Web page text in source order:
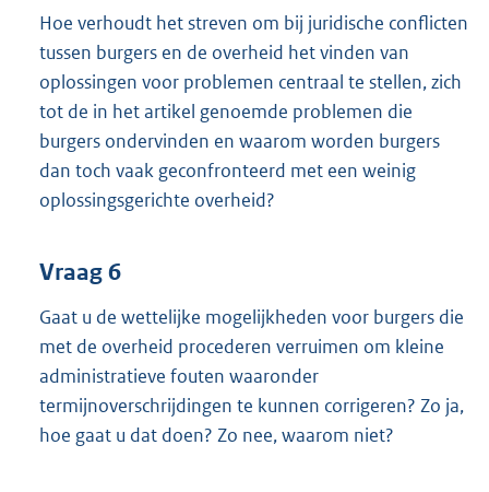
Hoe verhoudt het streven om bij juridische conflicten
tussen burgers en de overheid het vinden van
oplossingen voor problemen centraal te stellen, zich
tot de in het artikel genoemde problemen die
burgers ondervinden en waarom worden burgers
dan toch vaak geconfronteerd met een weinig
oplossingsgerichte overheid?
Vraag 6
Gaat u de wettelijke mogelijkheden voor burgers die
met de overheid procederen verruimen om kleine
administratieve fouten waaronder
termijnoverschrijdingen te kunnen corrigeren? Zo ja,
hoe gaat u dat doen? Zo nee, waarom niet?